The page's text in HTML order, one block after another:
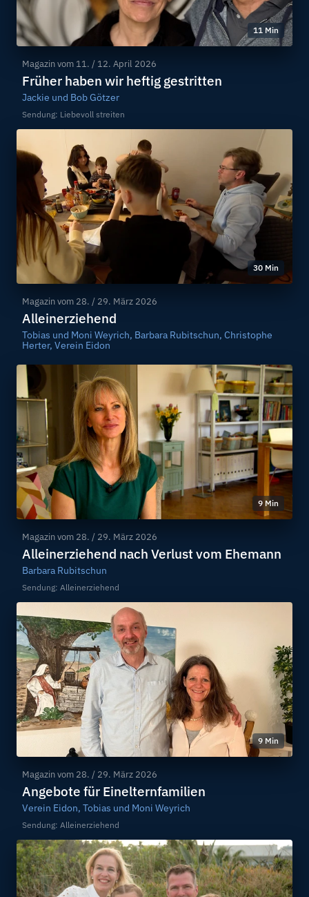
11 Min
Magazin vom 11. / 12. April 2026
Früher haben wir heftig gestritten
Jackie und Bob Götzer
Sendung: Liebevoll streiten
30 Min
Magazin vom 28. / 29. März 2026
Alleinerziehend
Tobias und Moni Weyrich, Barbara Rubitschun, Christophe
Herter, Verein Eidon
9 Min
Magazin vom 28. / 29. März 2026
Alleinerziehend nach Verlust vom Ehemann
Barbara Rubitschun
Sendung: Alleinerziehend
9 Min
Magazin vom 28. / 29. März 2026
Angebote für Einelternfamilien
Verein Eidon, Tobias und Moni Weyrich
Sendung: Alleinerziehend